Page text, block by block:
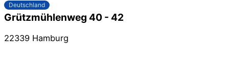
Deutschland
Grützmühlenweg 40 - 42
22339 Hamburg